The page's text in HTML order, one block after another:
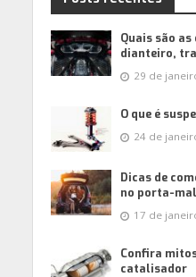
Quais são
dianteiro,
29 de
O que é
24 de
Dicas de
no porta-
17 de
Confira
catalisador